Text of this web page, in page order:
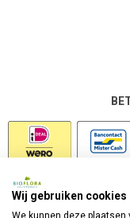
Wij gebruiken cookies
We kunnen deze